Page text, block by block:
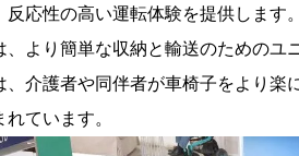
反応性の高い運転体験を提供します
、より簡単な収納と輸送のための
、介護者や同伴者が車椅子をより
ています。